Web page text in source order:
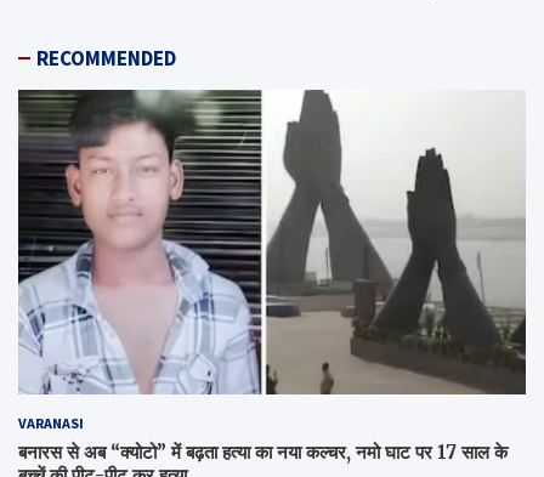
RECOMMENDED
VARANASI
बनारस से अब “क्योटो” में बढ़ता हत्या का नया कल्चर, नमो घाट पर 17 साल के